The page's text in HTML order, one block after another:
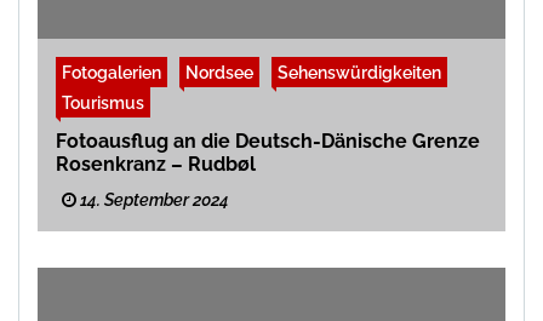
Fotogalerien Nordsee
Sehenswürdigkeiten
Tourismus
Fotoausflug an die Deutsch-Dänische Grenze
Rosenkranz – Rudbøl
14. September 2024